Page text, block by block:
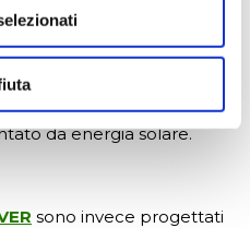
versatili, sono perfetti
hobbistico che
per le serie
da energia solare.
sono invece progettati